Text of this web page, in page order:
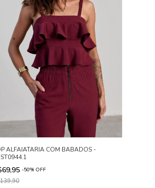
ALFAIATARIA COM BABADOS -
-50% OFF